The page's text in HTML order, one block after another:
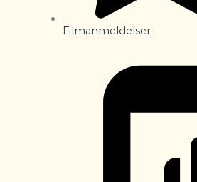
Filmanmeldelser